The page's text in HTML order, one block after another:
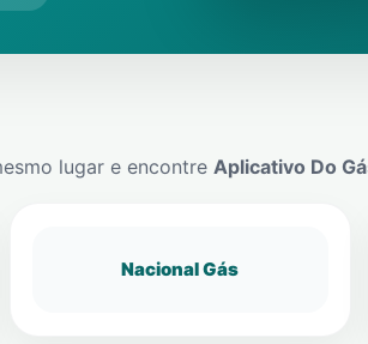
lugar e encontre Aplicativo Do
Nacional Gás